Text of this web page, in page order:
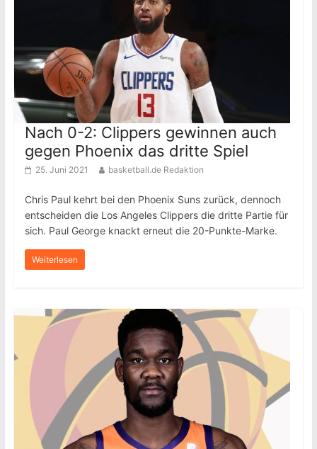
Nach 0-2: Clippers gewinnen auch
gegen Phoenix das dritte Spiel
25. Juni 2021 basketball.de Redaktion
Chris Paul kehrt bei den Phoenix Suns zurück, dennoch
entscheiden die Los Angeles Clippers die dritte Partie für
sich. Paul George knackt erneut die 20-Punkte-Marke.
Weiterlesen